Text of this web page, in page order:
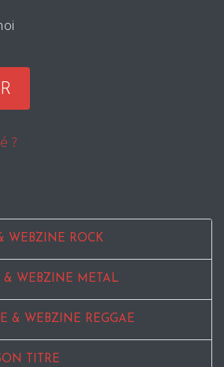
?
WEBZINE ROCK
& WEBZINE METAL
& WEBZINE REGGAE
TITRE